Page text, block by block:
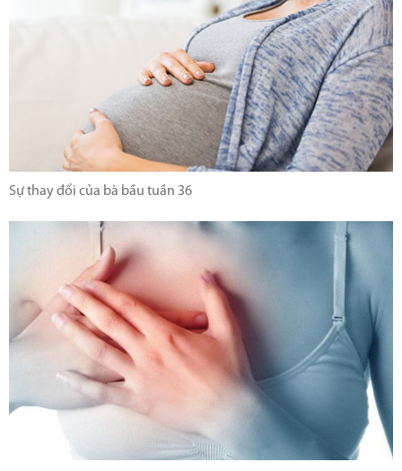
Sự thay đổi của bà bầu tuần 36